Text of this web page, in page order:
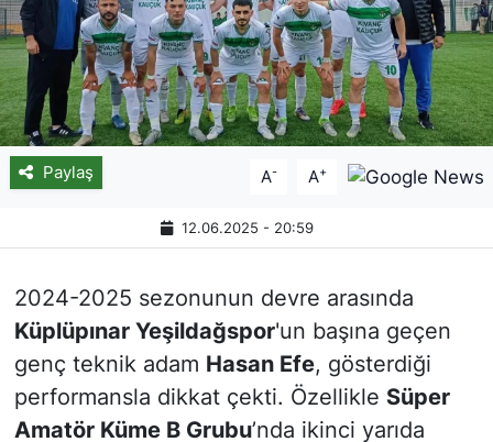
Paylaş A- A+
12.06.2025 - 20:59
2024-2025 sezonunun devre arasında
Küplüpınar Yeşildağspor'un başına geçen
genç teknik adam Hasan Efe, gösterdiği
performansla dikkat çekti. Özellikle Süper
Amatör Küme B Grubu’nda ikinci yarıda